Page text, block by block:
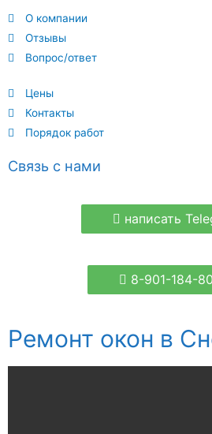
Связь с нами
написать
8-901-184-
О компании
Отзывы
Вопрос/ответ
Цены
Контакты
Порядок работ
Ремонт окон в